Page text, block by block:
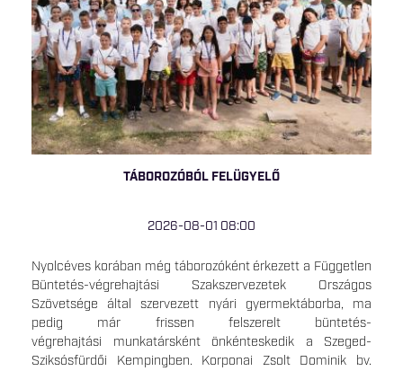
TÁBOROZÓBÓL FELÜGYELŐ
2026-08-01 08:00
Nyolcéves korában még táborozóként érkezett a Független
Büntetés-végrehajtási Szakszervezetek Országos
Szövetsége által szervezett nyári gyermektáborba, ma
pedig már frissen felszerelt büntetés-
végrehajtási munkatársként önkénteskedik a Szeged-
Sziksósfürdői Kempingben. Korponai Zsolt Dominik bv.